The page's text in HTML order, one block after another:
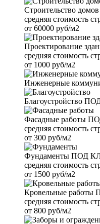
Строительство домов
средняя стоимость
от 60000 руб/м2
Проектирование
средняя стоимость
от 1000 руб/м2
Инженерные
Благоустройство
Фасадные работы
средняя стоимость
от 300 руб/м2
Фундаменты ПОД
средняя стоимость
от 1500 руб/м2
Кровельные работы
средняя стоимость
от 800 руб/м2